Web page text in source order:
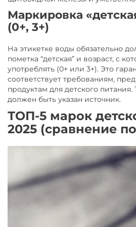
Маркировка
(0+, 3+)
На этикетке воды обязательно
пометка “детская” и возраст, с
употреблять (0+ или 3+). Это
соответствует требованиям,
продуктам для детского питания.
должен быть указан источник.
ТОП-5 марок
2025 (сравнение